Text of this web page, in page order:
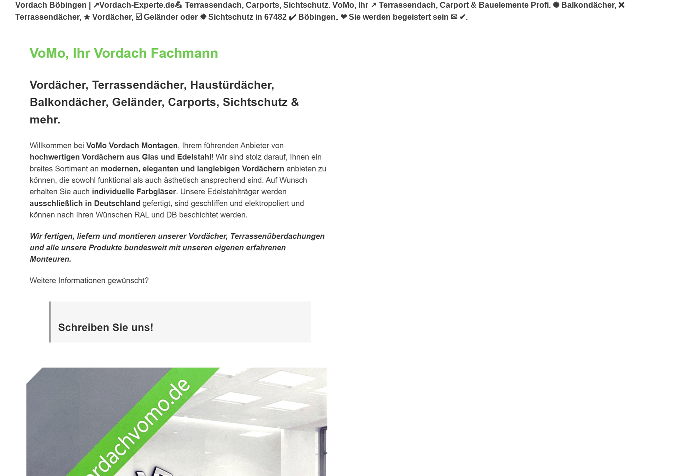
Vordach Böbingen | ↗️Vordach-Experte.de💪 Terrassendach, Carports, Sichtschutz. VoMo, Ihr ↗️ Terrassendach, Carport & Bauelemente Profi. ✺ Balkondächer, ❌
Terrassendächer, ★ Vordächer, ☑️ Geländer oder ✹ Sichtschutz in 67482 ✔️ Böbingen. ❤ Sie werden begeistert sein ✉ ✔.